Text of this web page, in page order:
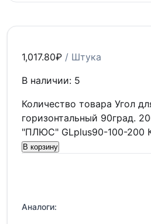
1,017.80₽ / Штука
В наличии: 5
Количество товара Угол
горизонтальный 90град.
"ПЛЮС" GLplus90-100-200
В корзину
Аналоги: